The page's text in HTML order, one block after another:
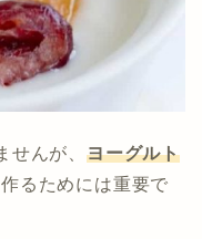
せんが、 ヨーグルト
るためには重要で